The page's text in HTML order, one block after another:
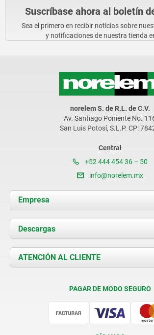
Suscríbase ahora al boletín
Sea el primero en recibir noticias sobre
y notificaciones de nuestra tienda
norelem S. de R.L. de C.V.
Av. Santiago Poniente No.
San Luis Potosí, S.L.P. CP:
Central
+52 444 454 36 – 50
info@norelem.mx
Empresa
Acerca de nosotros
Novedades
Contacto
Descargas
Documents
ATENCIÓN AL CLIENTE
PAGAR DE MODO SEGURO